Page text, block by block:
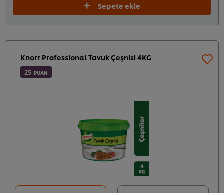
Sepete ekle
Knorr Professional Tavuk Çeşnisi 4KG
25 PUAN